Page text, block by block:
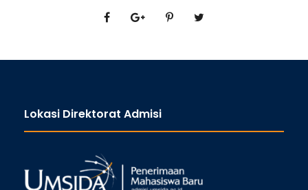
Lokasi Direktorat Admisi